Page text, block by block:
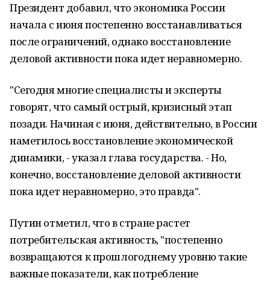
Президент добавил, что экономика России
начала с июня постепенно восстанавливаться
после ограничений, однако восстановление
деловой активности пока идет неравномерно.
"Сегодня многие специалисты и эксперты
говорят, что самый острый, кризисный этап
позади. Начиная с июня, действительно, в России
наметилось восстановление экономической
динамики, - указал глава государства. - Но,
конечно, восстановление деловой активности
пока идет неравномерно, это правда".
Путин отметил, что в стране растет
потребительская активность, "постепенно
возвращаются к прошлогоднему уровню такие
важные показатели, как потребление